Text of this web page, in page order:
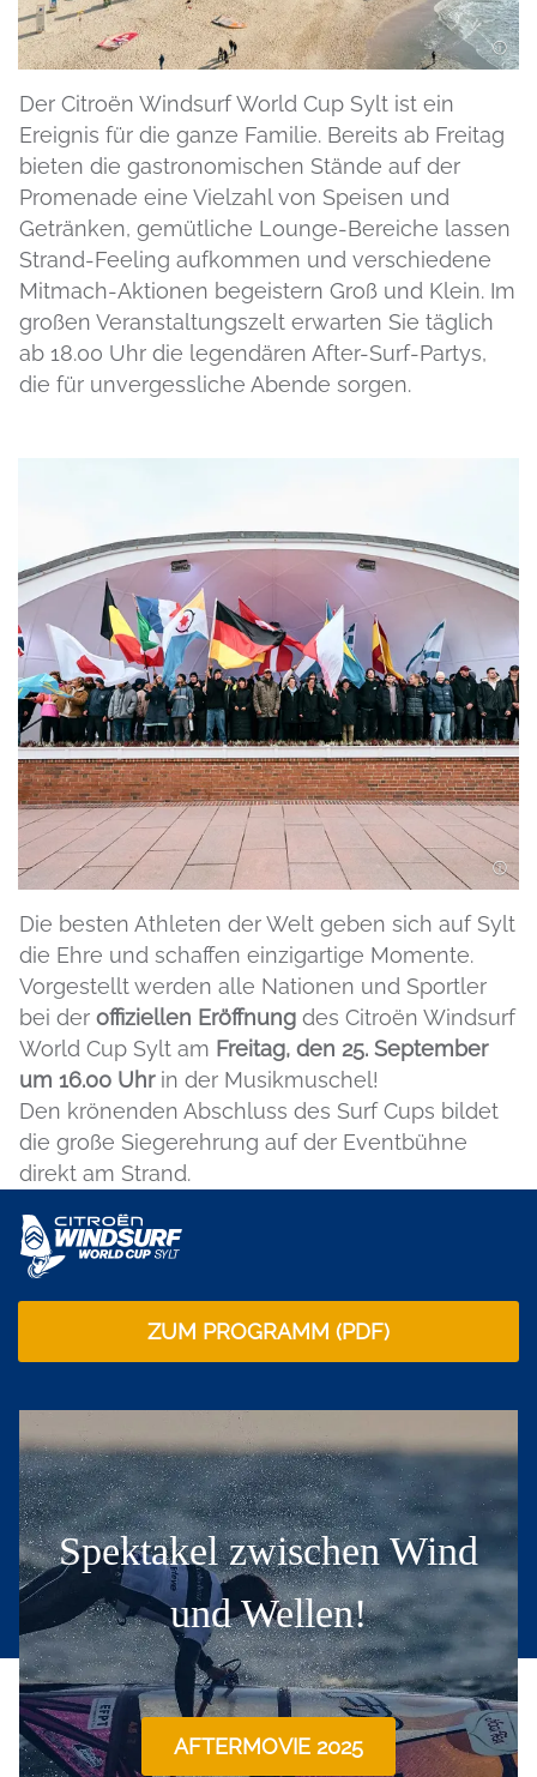
Der Citroën Windsurf World Cup Sylt ist ein
Ereignis für die ganze Familie. Bereits ab Freitag
bieten die gastronomischen Stände auf der
Promenade eine Vielzahl von Speisen und
Getränken, gemütliche Lounge-Bereiche lassen
Strand-Feeling aufkommen und verschiedene
Mitmach-Aktionen begeistern Groß und Klein. Im
großen Veranstaltungszelt erwarten Sie täglich
ab 18.00 Uhr die legendären After-Surf-Partys,
die für unvergessliche Abende sorgen.
Die besten Athleten der Welt geben sich auf Sylt
die Ehre und schaffen einzigartige Momente.
Vorgestellt werden alle Nationen und Sportler
bei der offiziellen Eröffnung des Citroën Windsurf
World Cup Sylt am Freitag, den 25. September
um 16.00 Uhrin der Musikmuschel!
Den krönenden Abschluss des Surf Cups bildet
die große Siegerehrung auf der Eventbühne
direkt am Strand.
ZUM PROGRAMM (PDF)
Spektakel zwischen Wind
und Wellen!
AFTERMOVIE 2025
Ende des überlappenden Inhaltsblocks